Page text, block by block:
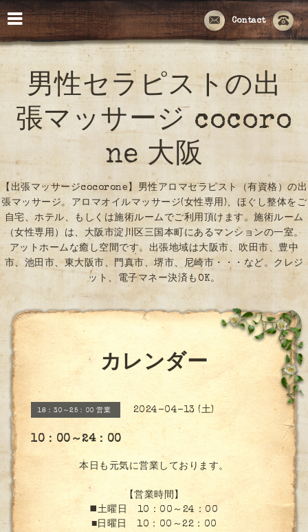
Contact
男性セラピストの出
張マッサージ cocoro
ne 大阪
【出張マッサージcocorone】男性アロマセラピスト（有資格）の出
張マッサージ。アロマオイルマッサージ(女性専用)、ほぐし整体をご
自宅、ホテル、もしくは施術ルームでご利用頂けます。施術ルーム
（女性専用）は、大阪市淀川区三国本町にあるマンションの一室。
アットホームな癒し空間です。出張地域は大阪市、吹田市、豊中
市、池田市、東大阪市、門真市、堺市、尼崎市・・・など。クレジ
ット、電子マネー決済もOK。
カレンダー
18：30～25：00 営業 2024-04-13 (土)
10：00～24：00
本日も元気に営業しております。
【営業時間】
◼️土曜日 10：00～24：00
■日曜日 10：00～22：00